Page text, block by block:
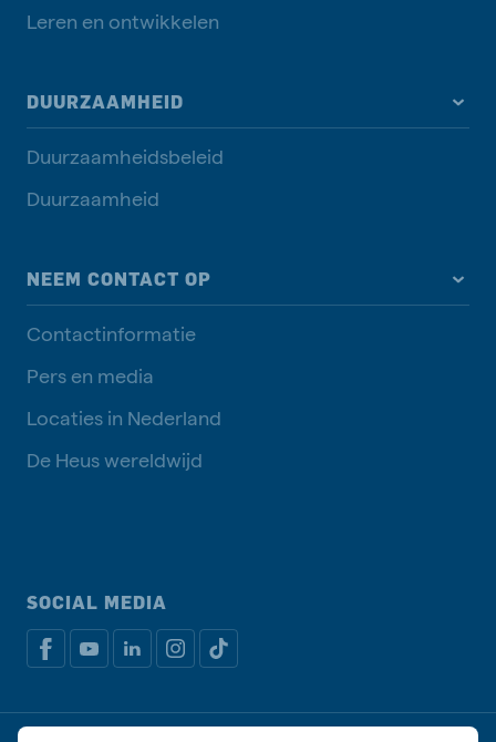
Leren en ontwikkelen
DUURZAAMHEID
Duurzaamheidsbeleid
Duurzaamheid
NEEM CONTACT OP
Contactinformatie
Pers en media
Locaties in Nederland
De Heus wereldwijd
SOCIAL MEDIA